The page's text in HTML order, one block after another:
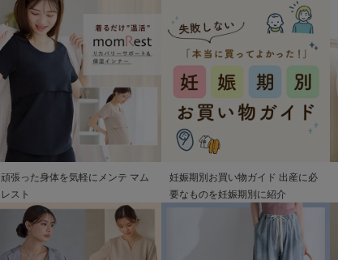
頑張った身体を気軽にメンテ マム
レスト
妊娠期別お買い物ガイド 出産に必
要なものを妊娠期別に紹介